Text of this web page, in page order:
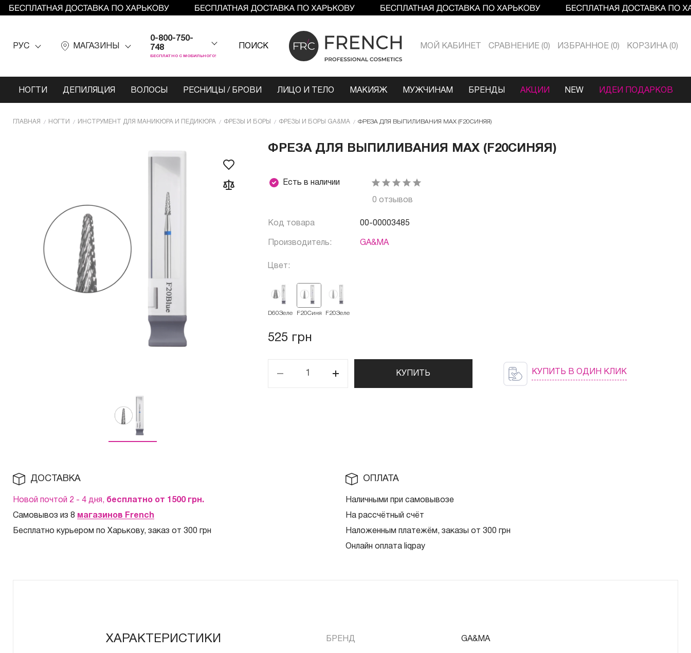
РУС МАГАЗИНЫ
0-800-750-
748
БЕСПЛАТНО С МОБИЛЬНОГО!
ПОИСК МОЙ КАБИНЕТ СРАВНЕНИЕ 0 ИЗБРАННОЕ 0 КОРЗИНА 0
НОГТИ ДЕПИЛЯЦИЯ ВОЛОСЫ РЕСНИЦЫ / БРОВИ ЛИЦО И ТЕЛО МАКИЯЖ МУЖЧИНАМ БРЕНДЫ АКЦИИ NEW ИДЕИ ПОДАРКОВ
ГЛАВНАЯ НОГТИ ИНCТРУМЕНТ ДЛЯ МАНИКЮРА И ПЕДИКЮРА ФРЕЗЫ И БОРЫ ФРЕЗЫ И БОРЫ GA&MA ФРЕЗА ДЛЯ ВЫПИЛИВАНИЯ MAX (F20СИНЯЯ)
ФРЕЗА ДЛЯ ВЫПИЛИВАНИЯ MAX (F20СИНЯЯ)
Есть в наличии
0 отзывов
Код товара 00-00003485
Производитель: GA&MA
Цвет:
D60ЗеленаяF20Синяя F20Зеленая
525 грн
КУПИТЬ КУПИТЬ В ОДИН КЛИК
ДОСТАВКА
Новой почтой 2 - 4 дня, бесплатно от 1500 грн.
Самовывоз из 8 магазинов French
Бесплатно курьером по Харькову, заказ от 300 грн
ОПЛАТА
Наличными при самовывозе
На рассчётный счёт
Наложенным платежём, заказы от 300 грн
Онлайн оплата liqpay
ХАРАКТЕРИСТИКИ БРЕНД GA&MA